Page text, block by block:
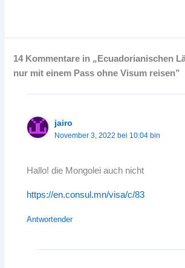
14 Kommentare in „Ecuadorianischen
nur mit einem Pass ohne Visum reisen”
jairo
November 3, 2022 bei 10:04 bin
Hallo! die Mongolei auch nicht
https://en.consul.mn/visa/c/83
Antwortender